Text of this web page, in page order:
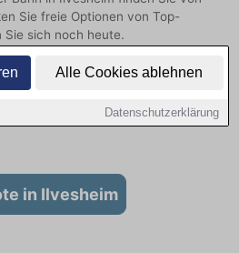
Alle Cookies ablehnen
Datenschutzerklärung
Sie freie Optionen von Top-
Sie sich noch heute.
bei der Bahn: Aktuell
für Ausbildung
in Ilvesheim